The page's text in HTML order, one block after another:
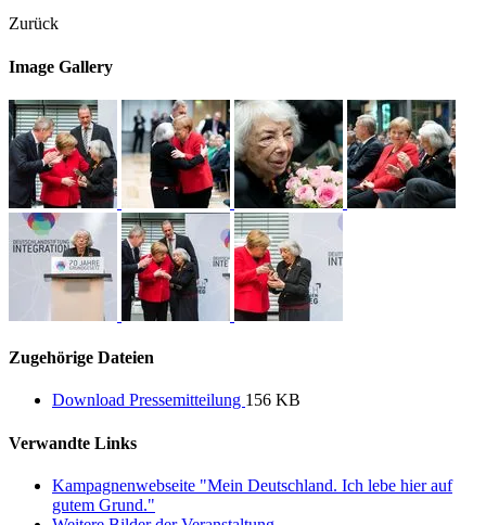
Zurück
Image Gallery
Zugehörige Dateien
Download Pressemitteilung 156 KB
Verwandte Links
Kampagnenwebseite "Mein Deutschland. Ich lebe hier auf
gutem Grund."